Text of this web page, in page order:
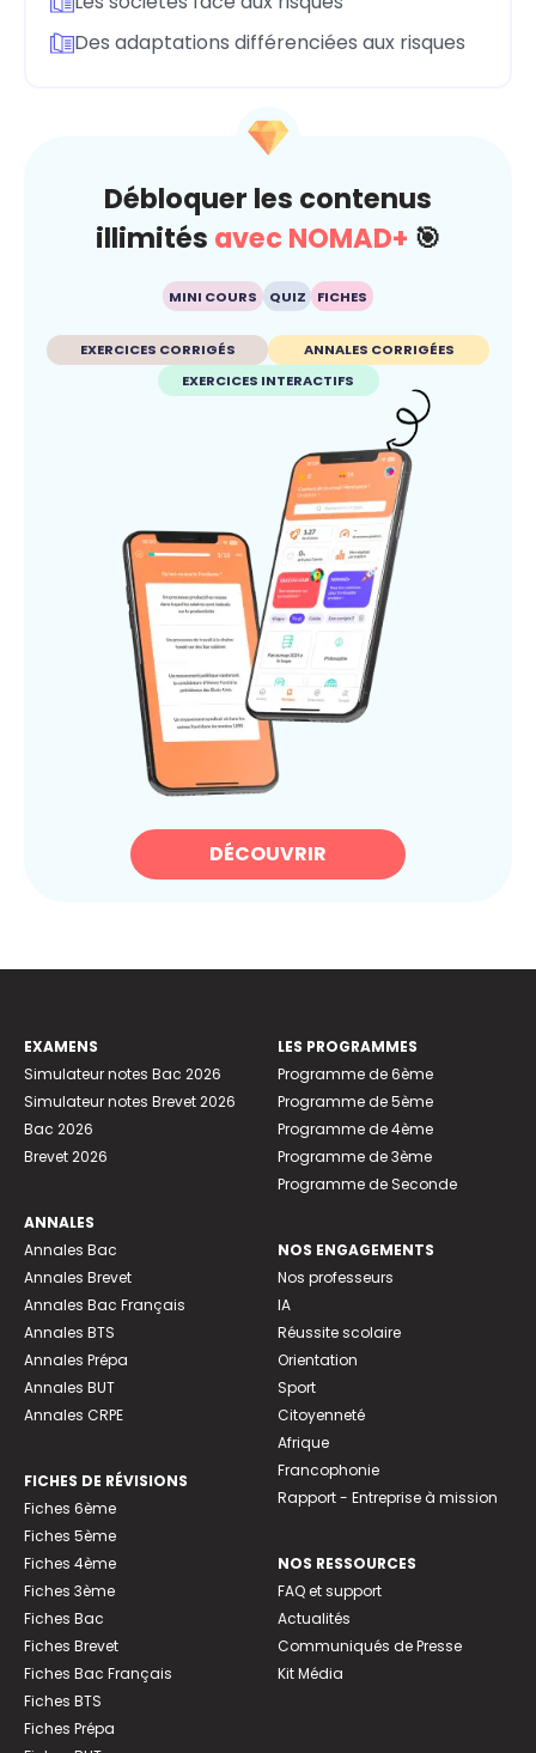
Des adaptations différenciées aux risques
Débloquer les contenus
illimités avec NOMAD+ 🎯
MINI COURS QUIZ FICHES
EXERCICES CORRIGÉS
ANNALES CORRIGÉES
EXERCICES INTERACTIFS
DÉCOUVRIR
EXAMENS
Simulateur notes Bac 2026
Simulateur notes Brevet 2026
Bac 2026
Brevet 2026
ANNALES
Annales Bac
Annales Brevet
Annales Bac Français
Annales BTS
Annales Prépa
Annales BUT
Annales CRPE
FICHES DE RÉVISIONS
Fiches 6ème
Fiches 5ème
Fiches 4ème
Fiches 3ème
Fiches Bac
Fiches Brevet
Fiches Bac Français
Fiches BTS
Fiches Prépa
LES PROGRAMMES
Programme de 6ème
Programme de 5ème
Programme de 4ème
Programme de 3ème
Programme de Seconde
NOS ENGAGEMENTS
Nos professeurs
IA
Réussite scolaire
Orientation
Sport
Citoyenneté
Afrique
Francophonie
Rapport - Entreprise à mission
NOS RESSOURCES
FAQ et support
Actualités
Communiqués de Presse
Kit Média